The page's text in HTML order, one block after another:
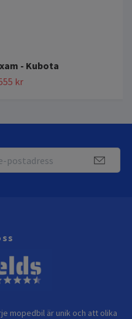
- Kubota
kr
mopedbil är unik och att olika